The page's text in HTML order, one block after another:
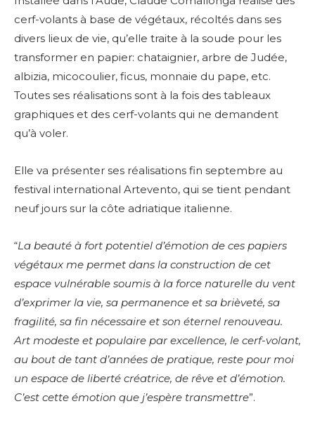
cerf-volants à base de végétaux, récoltés dans ses
divers lieux de vie, qu’elle traite à la soude pour les
transformer en papier: chataignier, arbre de Judée,
albizia, micocoulier, ficus, monnaie du pape, etc.
Toutes ses réalisations sont à la fois des tableaux
graphiques et des cerf-volants qui ne demandent
qu’à voler.
Elle va présenter ses réalisations fin septembre au
festival international Artevento, qui se tient pendant
neuf jours sur la côte adriatique italienne.
“La beauté à fort potentiel d’émotion de ces papiers
végétaux me permet dans la construction de cet
espace vulnérable soumis à la force naturelle du vent
d’exprimer la vie, sa permanence et sa brièveté, sa
fragilité, sa fin nécessaire et son éternel renouveau.
Art modeste et populaire par excellence, le cerf-volant,
au bout de tant d’années de pratique, reste pour moi
un espace de liberté créatrice, de rêve et d’émotion.
C’est cette émotion que j’espère transmettre”.